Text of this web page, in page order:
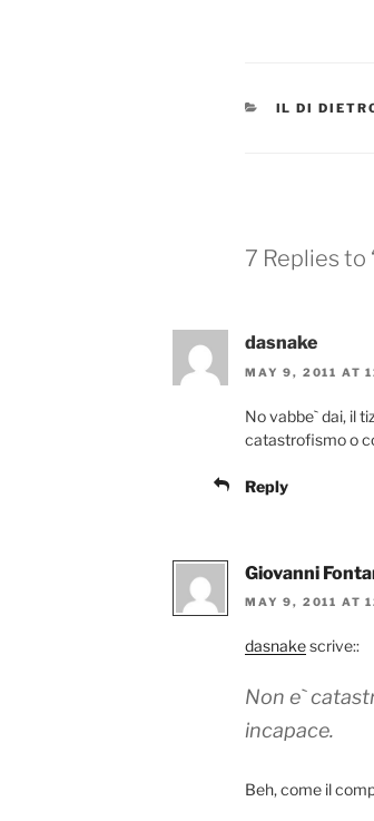
IL DI
7 Replies to
dasnake
MAY 9, 2011 AT
No vabbe` dai, il
catastrofismo o
Reply
Giovanni
MAY 9, 2011 AT
dasnakescrive::
Non e`
incapace.
Beh, come il